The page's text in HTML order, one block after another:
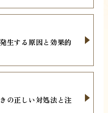
生する原因と効果的
の正しい対処法と注